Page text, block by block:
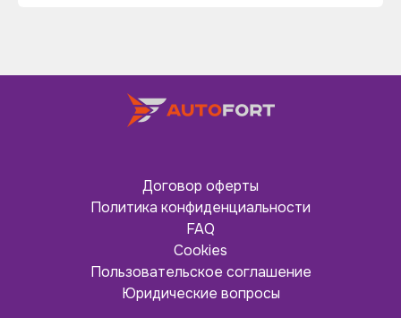
Договор оферты
Политика конфиденциальности
FAQ
Cookies
Пользовательское соглашение
Юридические вопросы